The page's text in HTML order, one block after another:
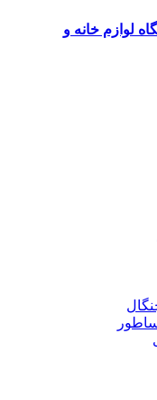
لوازم خانه و